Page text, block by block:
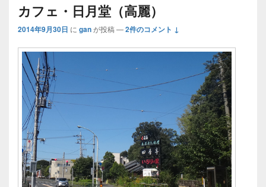
カフェ・日月堂（高麗）
2014年9月30日 に ganが投稿 —2件のコメント ↓